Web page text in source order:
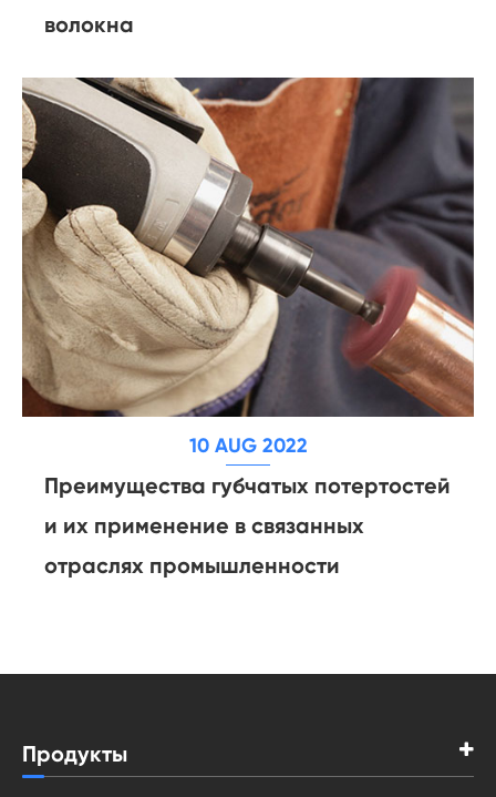
волокна
10 AUG 2022
Преимущества губчатых потертостей
и их применение в связанных
отраслях промышленности
Продукты